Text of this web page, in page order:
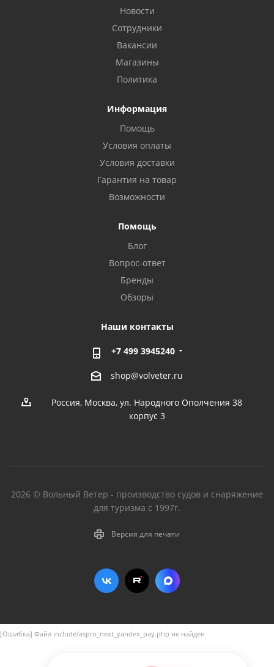
Новости
Сотрудники
Вакансии
Магазины
Политика
Информация
Помощь
Условия оплаты
Условия доставки
Гарантия на товар
Возможности
Помощь
Блог
Вопрос-ответ
Бренды
Обзоры
Наши контакты
+7 499 3945240
shop@volveter.ru
Россия, Москва, ул. Народного Ополчения 38
корпус 3
2026 © Вольный Ветер - производство судов и снаряжение
для туризма с 1997г.
Версия для печати
[Ошибка] Файл include/aspro_next_yandex_pay.php не найден